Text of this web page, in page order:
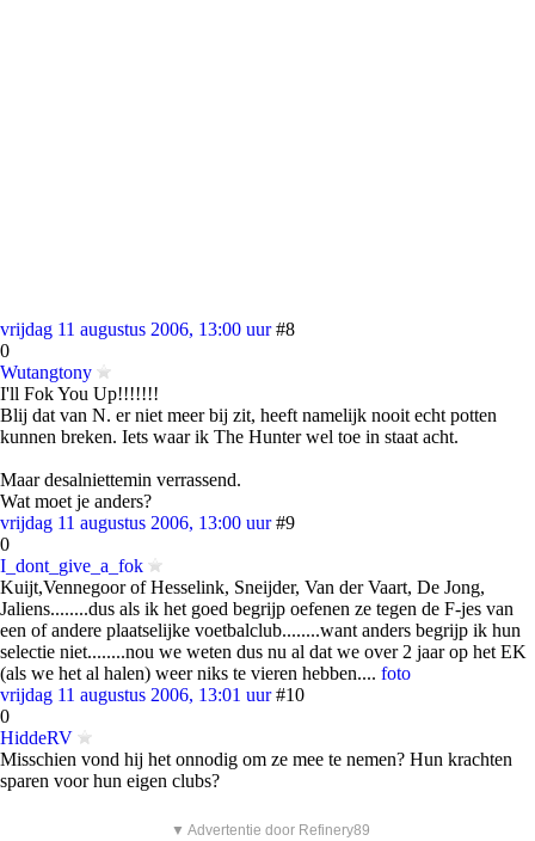
vrijdag 11 augustus 2006, 13:00 uur #8
0
Wutangtony
I'll Fok You Up!!!!!!!
Blij dat van N. er niet meer bij zit, heeft namelijk nooit echt potten
kunnen breken. Iets waar ik The Hunter wel toe in staat acht.
Maar desalniettemin verrassend.
Wat moet je anders?
vrijdag 11 augustus 2006, 13:00 uur #9
0
I_dont_give_a_fok
Kuijt,Vennegoor of Hesselink, Sneijder, Van der Vaart, De Jong,
Jaliens........dus als ik het goed begrijp oefenen ze tegen de F-jes van
een of andere plaatselijke voetbalclub........want anders begrijp ik hun
selectie niet........nou we weten dus nu al dat we over 2 jaar op het EK
(als we het al halen) weer niks te vieren hebben.... foto
vrijdag 11 augustus 2006, 13:01 uur #10
0
HiddeRV
Misschien vond hij het onnodig om ze mee te nemen? Hun krachten
sparen voor hun eigen clubs?
▼ Advertentie door Refinery89